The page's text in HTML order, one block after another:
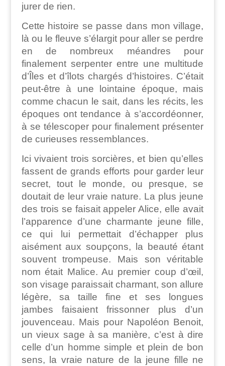
jurer de rien.
Cette histoire se passe dans mon village,
là ou le fleuve s’élargit pour aller se perdre
en de nombreux méandres pour
finalement serpenter entre une multitude
d’Îles et d’îlots chargés d’histoires. C’était
peut-être à une lointaine époque, mais
comme chacun le sait, dans les récits, les
époques ont tendance à s’accordéonner,
à se télescoper pour finalement présenter
de curieuses ressemblances.
Ici vivaient trois sorcières, et bien qu’elles
fassent de grands efforts pour garder leur
secret, tout le monde, ou presque, se
doutait de leur vraie nature. La plus jeune
des trois se faisait appeler Alice, elle avait
l’apparence d’une charmante jeune fille,
ce qui lui permettait d’échapper plus
aisément aux soupçons, la beauté étant
souvent trompeuse. Mais son véritable
nom était Malice. Au premier coup d’œil,
son visage paraissait charmant, son allure
légère, sa taille fine et ses longues
jambes faisaient frissonner plus d’un
jouvenceau. Mais pour Napoléon Benoit,
un vieux sage à sa manière, c’est à dire
celle d’un homme simple et plein de bon
sens, la vraie nature de la jeune fille ne